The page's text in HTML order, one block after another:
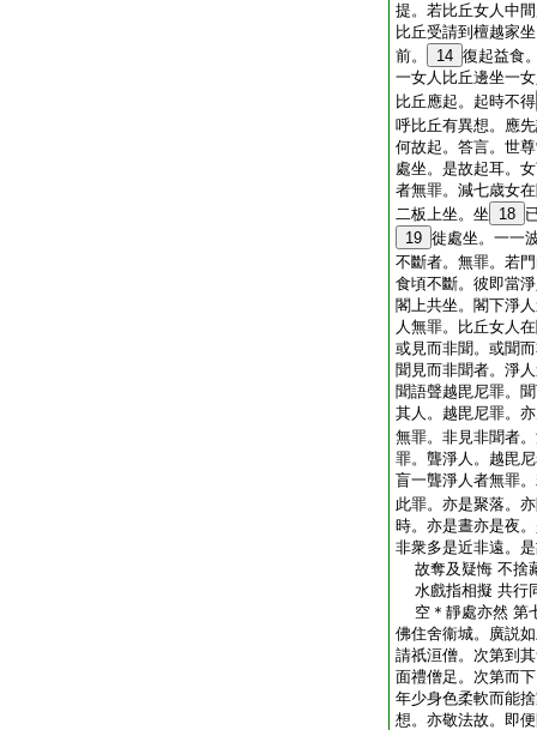
提。若比丘女人中
比丘受請到檀越家
前。
14 復起益食
一女人比丘邊坐一
比丘應起。起時不得
呼比丘有異想。應
何故起。答言。世
處坐。是故起耳。
者無罪。減七歳女
二板上坐。坐
18
19 徙處坐。一一
不斷者。無罪。若
食頃不斷。彼即當
閣上共坐。閣下淨
人無罪。比丘女人
或見而非聞。或聞
聞見而非聞者。淨
聞語聲越毘尼罪。
其人。越毘尼罪。
無罪。非見非聞者
罪。聾淨人。越毘
盲一聾淨人者無罪
此罪。亦是聚落。
時。亦是晝亦是夜
非衆多是近非遠。
故奪及疑悔 不捨
水戲指相擬 共行
空＊靜處亦然 第
佛住舍衞城。廣説
請祇洹僧。次第到
面禮僧足。次第而
年少身色柔軟而能
想。亦敬法故。即